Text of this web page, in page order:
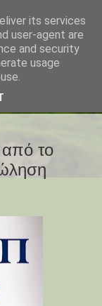
από το
its services
user-agent are
and security
usage